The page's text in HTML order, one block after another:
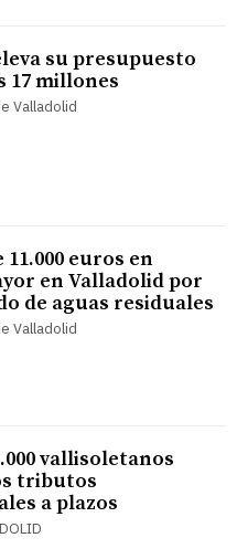
su presupuesto
17 millones
Valladolid
euros en
en Valladolid por
de aguas residuales
Valladolid
vallisoletanos
tributos
a plazos